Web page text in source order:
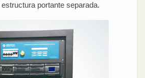
portante separada.